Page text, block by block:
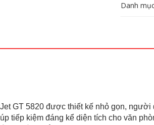
Đa
Printer
số
Danh
GT 5820 được thiết kế nhỏ gọn, người
tiếp kiệm đáng kể diện tích cho văn